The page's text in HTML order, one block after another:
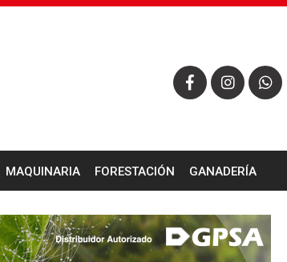
MAQUINARIA FORESTACIÓN GANADERÍA